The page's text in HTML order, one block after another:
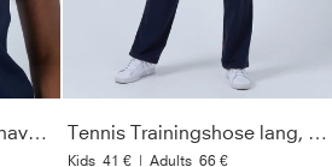
Tennis Loose Fit Shirt, navy blau Tennis Trainingshose lang, navy blau
Kids 41 € | Adults 66 €